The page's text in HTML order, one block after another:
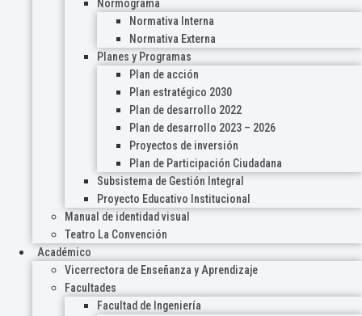
Normograma
Normativa Interna
Normativa Externa
Planes y Programas
Plan de acción
Plan estratégico 2030
Plan de desarrollo 2022
Plan de desarrollo 2023 – 2026
Proyectos de inversión
Plan de Participación Ciudadana
Subsistema de Gestión Integral
Proyecto Educativo Institucional
Manual de identidad visual
Teatro La Convención
Académico
Vicerrectora de Enseñanza y Aprendizaje
Facultades
Facultad de Ingeniería